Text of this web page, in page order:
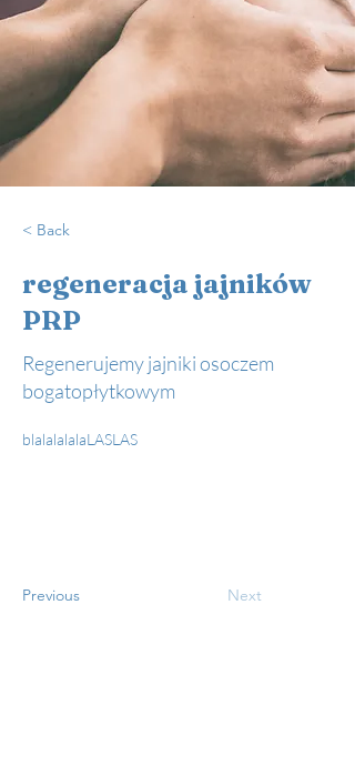
< Back
regeneracja jajników
PRP
Regenerujemy jajniki osoczem
bogatopłytkowym
blalalalalaLASLAS
Previous Next